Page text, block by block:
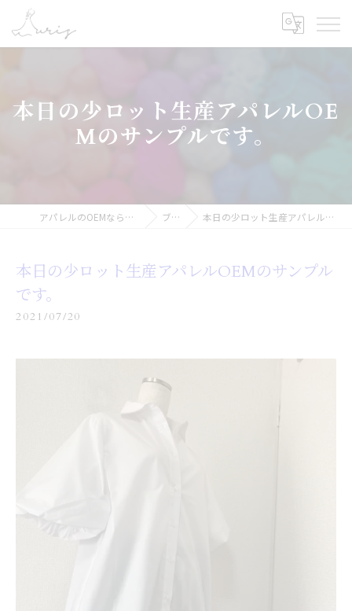
本日の少ロット生産アパレルOE
Mのサンプルです。
アパレルのOEMなら合同会社オーリス ブログ 本日の少ロット生産アパレルOEMのサンプルです。
本日の少ロット生産アパレルOEMのサンプル
です。
2021/07/20